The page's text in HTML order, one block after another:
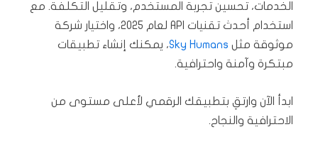
الخدمات، تحسين تجربة المستخدم، وتقليل التكلفة. مع
استخدام أحدث تقنيات API لعام 2025، واختيار شركة
موثوقة مثل Sky Humans، يمكنك إنشاء تطبيقات
مبتكرة وآمنة واحترافية.
ابدأ الآن وارتقِ بتطبيقك الرقمي لأعلى مستوى من
الاحترافية والنجاح.